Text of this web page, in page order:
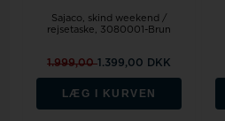
Sajaco, skind weekend /
rejsetaske, 3080001-Brun
1.999,001.399,00 DKK
LÆG I KURVEN